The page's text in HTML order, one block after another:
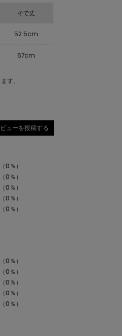
そで丈
52.5cm
57cm
す。
ューを投稿する
（0％）
（0％）
（0％）
（0％）
（0％）
（0％）
（0％）
（0％）
（0％）
（0％）